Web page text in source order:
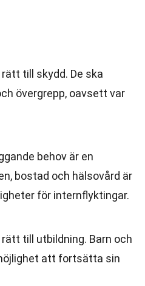
till skydd. De ska
övergrepp, oavsett var
behov är en
bostad och hälsovård är
för internflyktingar.
till utbildning. Barn och
att fortsätta sin